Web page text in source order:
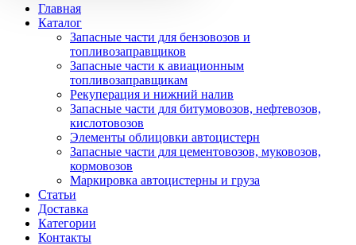
Главная
Каталог
Запасные части для бензовозов и
топливозаправщиков
Запасные части к авиационным
топливозаправщикам
Рекуперация и нижний налив
Запасные части для битумовозов, нефтевозов,
кислотовозов
Элементы облицовки автоцистерн
Запасные части для цементовозов, муковозов,
кормовозов
Маркировка автоцистерны и груза
Статьи
Доставка
Категории
Контакты